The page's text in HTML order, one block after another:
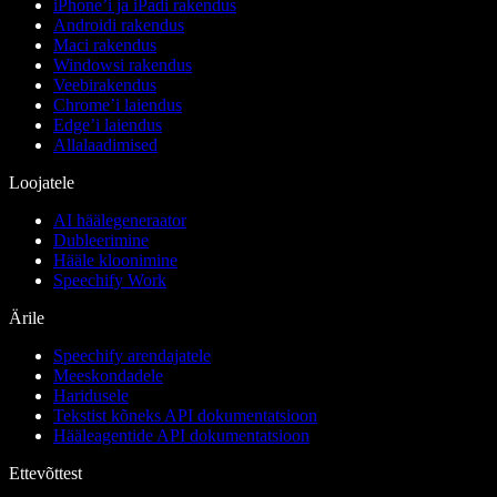
iPhone’i ja iPadi rakendus
Androidi rakendus
Maci rakendus
Windowsi rakendus
Veebirakendus
Chrome’i laiendus
Edge’i laiendus
Allalaadimised
Loojatele
AI häälegeneraator
Dubleerimine
Hääle kloonimine
Speechify Work
Ärile
Speechify arendajatele
Meeskondadele
Haridusele
Tekstist kõneks API dokumentatsioon
Hääleagentide API dokumentatsioon
Ettevõttest